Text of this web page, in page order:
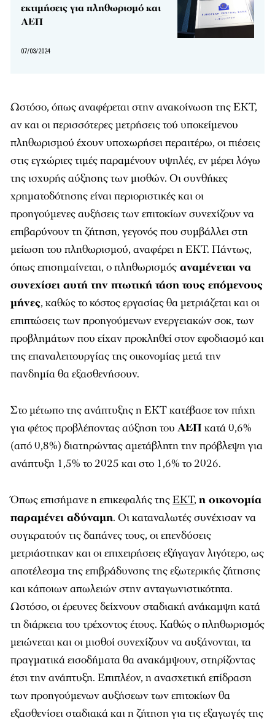
εκτιμήσεις για πληθωρισμό και
ΑΕΠ
07/03/2024
Ωστόσο, όπως αναφέρεται στην ανακοίνωση της ΕΚΤ,
αν και οι περισσότερες μετρήσεις τού υποκείμενου
πληθωρισμού έχουν υποχωρήσει περαιτέρω, οι πιέσεις
στις εγχώριες τιμές παραμένουν υψηλές, εν μέρει λόγω
της ισχυρής αύξησης των μισθών. Οι συνθήκες
χρηματοδότησης είναι περιοριστικές και οι
προηγούμενες αυξήσεις των επιτοκίων συνεχίζουν να
επιβαρύνουν τη ζήτηση, γεγονός που συμβάλλει στη
μείωση του πληθωρισμού, αναφέρει η ΕΚΤ. Πάντως,
όπως επισημαίνεται, ο πληθωρισμός αναμένεται να
συνεχίσει αυτή την πτωτική τάση τους επόμενους
μήνες, καθώς το κόστος εργασίας θα μετριάζεται και οι
επιπτώσεις των προηγούμενων ενεργειακών σοκ, των
προβλημάτων που είχαν προκληθεί στον εφοδιασμό και
της επαναλειτουργίας της οικονομίας μετά την
πανδημία θα εξασθενήσουν.
Στο μέτωπο της ανάπτυξης η ΕΚΤ κατέβασε τον πήχη
για φέτος προβλέποντας αύξηση του ΑΕΠ κατά 0,6%
(από 0,8%) διατηρώντας αμετάβλητη την πρόβλεψη για
ανάπτυξη 1,5% το 2025 και στο 1,6% το 2026.
Όπως επισήμανε η επικεφαλής τηςΕΚΤ, η οικονομία
παραμένει αδύναμη. Οι καταναλωτές συνέχισαν να
συγκρατούν τις δαπάνες τους, οι επενδύσεις
μετριάστηκαν και οι επιχειρήσεις εξήγαγαν λιγότερο, ως
αποτέλεσμα της επιβράδυνσης της εξωτερικής ζήτησης
και κάποιων απωλειών στην ανταγωνιστικότητα.
Ωστόσο, οι έρευνες δείχνουν σταδιακή ανάκαμψη κατά
τη διάρκεια του τρέχοντος έτους. Καθώς ο πληθωρισμός
μειώνεται και οι μισθοί συνεχίζουν να αυξάνονται, τα
πραγματικά εισοδήματα θα ανακάμψουν, στηρίζοντας
έτσι την ανάπτυξη. Επιπλέον, η ανασχετική επίδραση
των προηγούμενων αυξήσεων των επιτοκίων θα
εξασθενίσει σταδιακά και η ζήτηση για τις εξαγωγές της